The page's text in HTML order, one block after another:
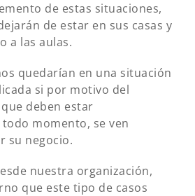
de estas situaciones,
de estar en sus casas y
a las aulas.
quedarían en una situación
si por motivo del
deben estar
momento, se ven
su negocio.
nuestra organización,
que este tipo de casos